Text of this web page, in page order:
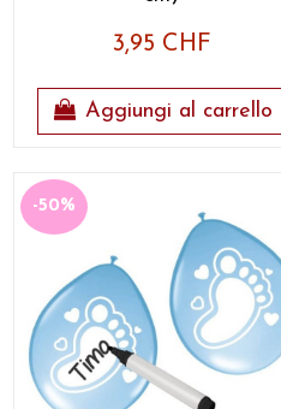
3,95 CHF
Aggiungi al carrello
-50%